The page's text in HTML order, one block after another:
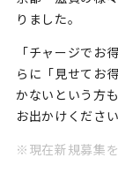
りました。
「チャージでお
らに「見せてお
かないという方
お出かけください
※現在新規募集